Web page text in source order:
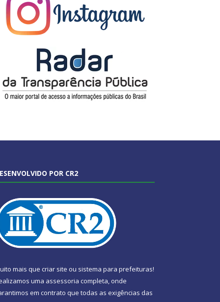
POR CR2
mais que criar site ou sistema para prefeituras!
uma assessoria completa, onde
em contrato que todas as exigências das